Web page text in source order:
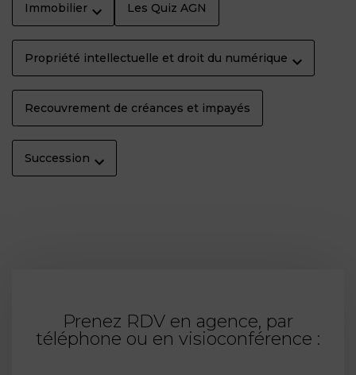
Immobilier Les Quiz AGN
Propriété intellectuelle et droit du numérique
Recouvrement de créances et impayés
Succession
Prenez RDV en agence, par
téléphone ou en visioconférence :